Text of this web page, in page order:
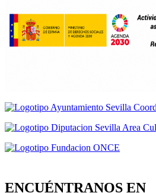
ENCUÉNTRANOS EN